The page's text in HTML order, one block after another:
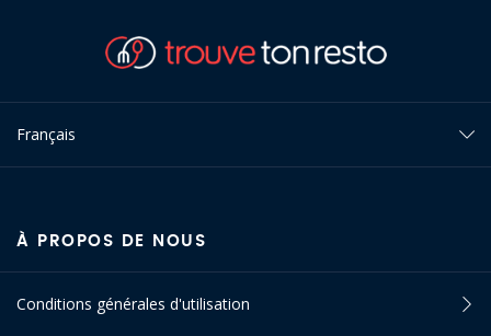
Français
À PROPOS DE NOUS
Conditions générales d'utilisation